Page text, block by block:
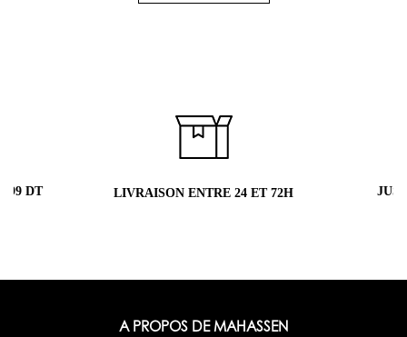
99 DT LIVRAISON ENTRE 24 ET 72H
A PROPOS DE MAHASSEN